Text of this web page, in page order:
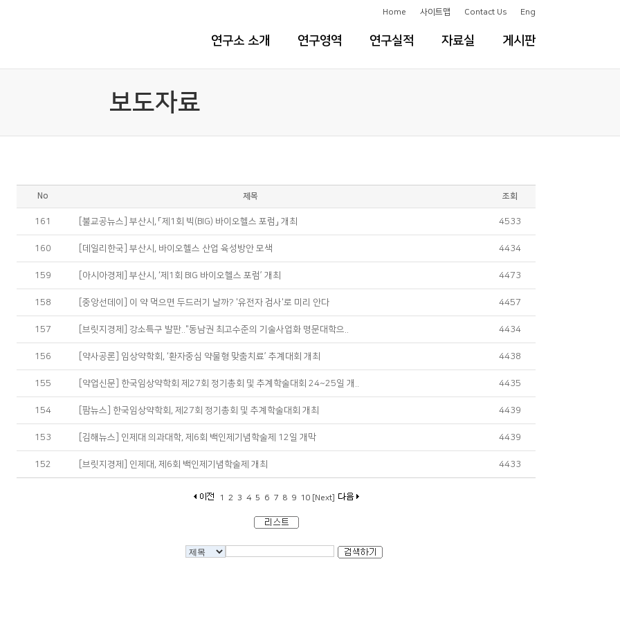
Home 사이트맵 Contact Us Eng
연구소 소개 연구영역 연구실적 자료실 게시판
보도자료
No 제목 조회
161 [불교공뉴스] 부산시, 「제1회 빅(BIG) 바이오헬스 포럼」 개최 4533
160 [데일리한국] 부산시, 바이오헬스 산업 육성방안 모색 4434
159 [아시아경제] 부산시, ‘제1회 BIG 바이오헬스 포럼’ 개최 4473
158 [중앙선데이] 이 약 먹으면 두드러기 날까? '유전자 검사'로 미리 안다 4457
157 [브릿지경제] 강소특구 발판.."동남권 최고수준의 기술사업화 명문대학으.. 4434
156 [약사공론] 임상약학회, ‘환자중심 약물형 맞춤치료’ 추계대회 개최 4438
155 [약업신문] 한국임상약학회 제27회 정기총회 및 추계학술대회 24~25일 개.. 4435
154 [팜뉴스] 한국임상약학회, 제27회 정기총회 및 추계학술대회 개최 4439
153 [김해뉴스] 인제대 의과대학, 제6회 백인제기념학술제 12일 개막 4439
152 [브릿지경제] 인제대, 제6회 백인제기념학술제 개최 4433
1 2 3 4 5 6 7 8 9 10 [Next]